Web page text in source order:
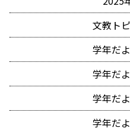
文教ト
学年だ
学年だ
学年だ
学年だ